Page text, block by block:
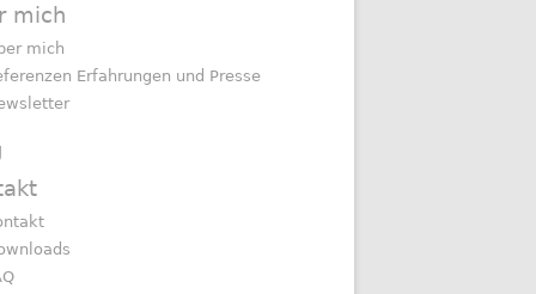
mich
mich
Erfahrungen und Presse